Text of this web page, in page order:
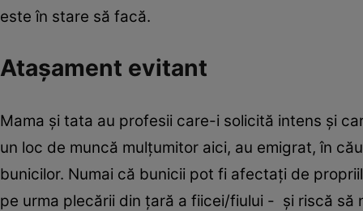
este în stare să facă.
Ataşament evitant
Mama şi tata au profesii care-i solicită intens şi
un loc de muncă mulţumitor aici, au emigrat, în
bunicilor. Numai că bunicii pot fi afectaţi de
pe urma plecării din ţară a fiicei/fiului - şi riscă